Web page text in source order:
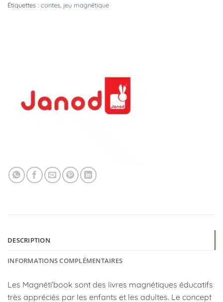
Étiquettes : contes jeu magnétique
DESCRIPTION
INFORMATIONS COMPLÉMENTAIRES
Les Magnéti’book sont des livres magnétiques éducatifs
très appréciés par les enfants et les adultes. Le concept